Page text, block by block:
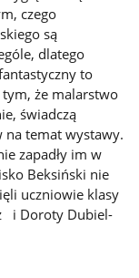
czego
są
dlatego
to
że malarstwo
świadczą
temat wystawy.
zapadły im w
Beksiński nie
uczniowie klasy
i Doroty Dubiel-